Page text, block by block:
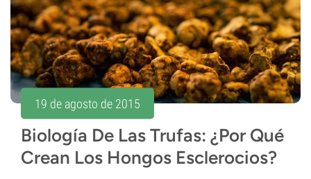
19 de agosto de 2015
Biología De Las Trufas: ¿Por Qué
Crean Los Hongos Esclerocios?